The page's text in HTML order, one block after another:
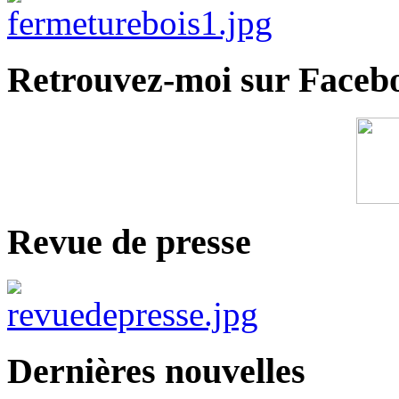
Retrouvez-moi sur
Revue de presse
Dernières nouvelles